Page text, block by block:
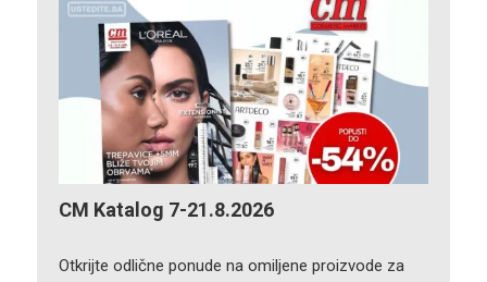
CM Katalog 7-21.8.2026
Otkrijte odlične ponude na omiljene proizvode za